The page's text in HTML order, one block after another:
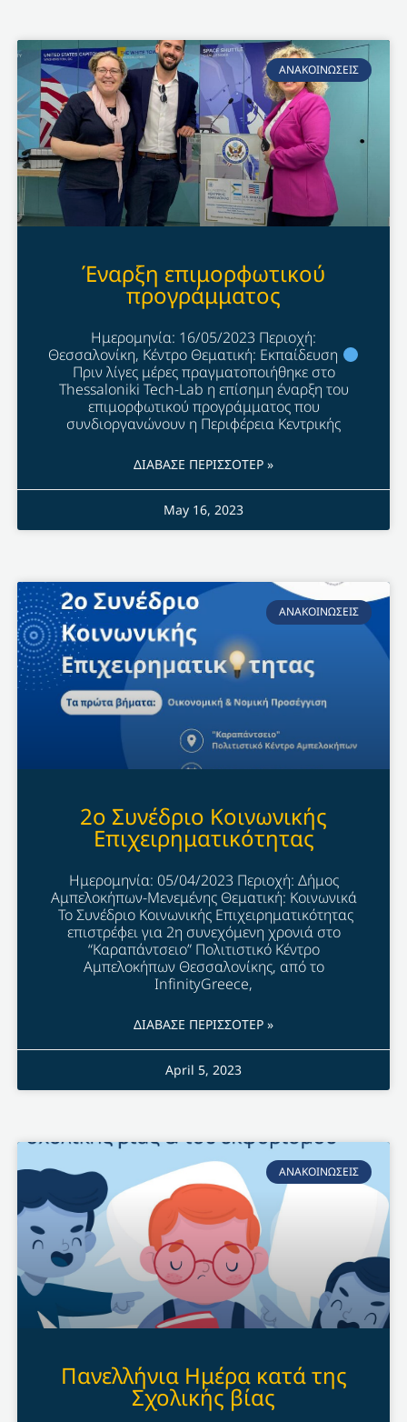
ΑΝΑΚΟΙΝΩΣΕΙΣ
Έναρξη επιμορφωτικού
προγράμματος
Ημερομηνία: 16/05/2023 Περιοχή:
Θεσσαλονίκη, Κέντρο Θεματική: Εκπαίδευση
Πριν λίγες μέρες πραγματοποιήθηκε στο
Thessaloniki Tech-Lab η επίσημη έναρξη του
επιμορφωτικού προγράμματος που
συνδιοργανώνουν η Περιφέρεια Κεντρικής
ΔΙΑΒΑΣΕ ΠΕΡΙΣΣΟΤΕΡ »
May 16, 2023
ΑΝΑΚΟΙΝΩΣΕΙΣ
2o Συνέδριο Κοινωνικής
Επιχειρηματικότητας
Ημερομηνία: 05/04/2023 Περιοχή: Δήμος
Αμπελοκήπων-Μενεμένης Θεματική: Κοινωνικά
Το Συνέδριο Κοινωνικής Επιχειρηματικότητας
επιστρέφει για 2η συνεχόμενη χρονιά στο
“Καραπάντσειο” Πολιτιστικό Κέντρο
Αμπελοκήπων Θεσσαλονίκης, από το
InfinityGreece,
ΔΙΑΒΑΣΕ ΠΕΡΙΣΣΟΤΕΡ »
April 5, 2023
ΑΝΑΚΟΙΝΩΣΕΙΣ
Πανελλήνια Ημέρα κατά της
Σχολικής βίας